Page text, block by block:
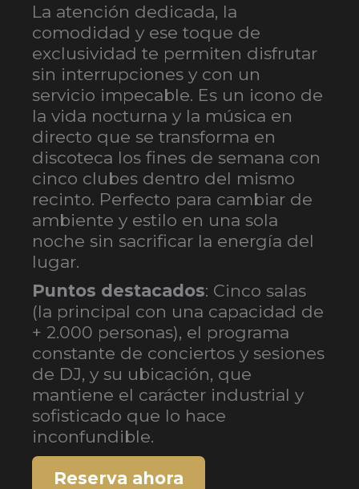
La atención dedicada, la
comodidad y ese toque de
exclusividad te permiten disfrutar
sin interrupciones y con un
servicio impecable. Es un icono de
la vida nocturna y la música en
directo que se transforma en
discoteca los fines de semana con
cinco clubes dentro del mismo
recinto. Perfecto para cambiar de
ambiente y estilo en una sola
noche sin sacrificar la energía del
lugar.
Puntos destacados: Cinco salas
(la principal con una capacidad de
+ 2.000 personas), el programa
constante de conciertos y sesiones
de DJ, y su ubicación, que
mantiene el carácter industrial y
sofisticado que lo hace
inconfundible.
Reserva ahora